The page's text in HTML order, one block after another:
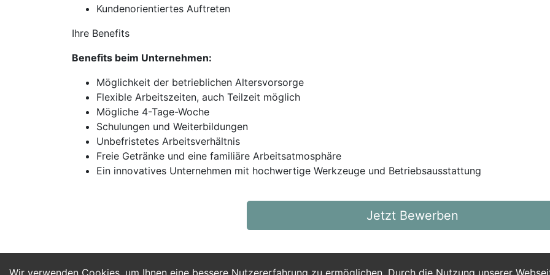
Wir verwenden Cookies, um Ihnen eine bessere Nutzererfahrung zu ermöglichen. Durch die Nutzung unserer
Kundenorientiertes Auftreten
Ihre Benefits
Benefits beim Unternehmen:
Möglichkeit der betrieblichen Altersvorsorge
Flexible Arbeitszeiten, auch Teilzeit möglich
Mögliche 4-Tage-Woche
Schulungen und Weiterbildungen
Unbefristetes Arbeitsverhältnis
Freie Getränke und eine familiäre Arbeitsatmosphäre
Ein innovatives Unternehmen mit hochwertige Werkzeuge und Betriebsausstattung
Jetzt Bewerben